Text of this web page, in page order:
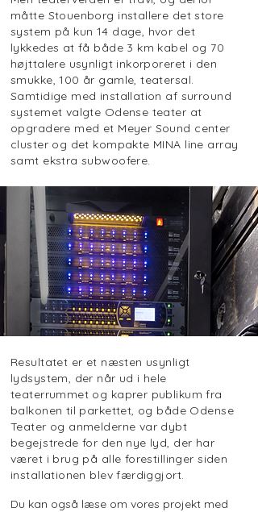
måtte Stouenborg installere det store
system på kun 14 dage, hvor det
lykkedes at få både 3 km kabel og 70
højttalere usynligt inkorporeret i den
smukke, 100 år gamle, teatersal.
Samtidige med installation af surround
systemet valgte Odense teater at
opgradere med et Meyer Sound center
cluster og det kompakte MINA line array
samt ekstra subwoofere.
Resultatet er et næsten usynligt
lydsystem, der når ud i hele
teaterrummet og kaprer publikum fra
balkonen til parkettet, og både Odense
Teater og anmelderne var dybt
begejstrede for den nye lyd, der har
været i brug på alle forestillinger siden
installationen blev færdiggjort.
Du kan også læse om vores projekt med